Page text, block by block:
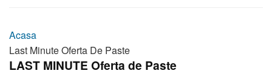
Acasa
Last Minute Oferta De Paste
LAST MINUTE Oferta de Paste